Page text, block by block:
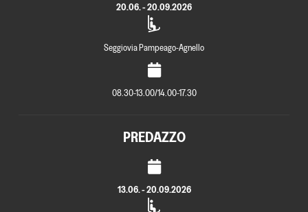
20.06. - 20.09.2026
Seggiovia Pampeago-Agnello
08.30-13.00/14.00-17.30
PREDAZZO
13.06. - 20.09.2026